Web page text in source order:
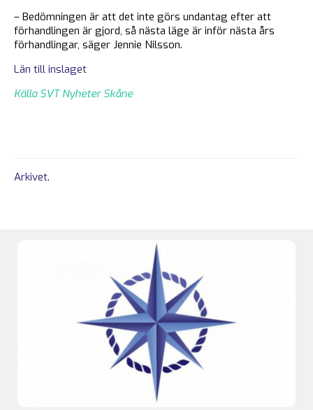
– Bedömningen är att det inte görs undantag efter att
förhandlingen är gjord, så nästa läge är inför nästa års
förhandlingar, säger Jennie Nilsson.
Län till inslaget
Källa SVT Nyheter Skåne
Arkivet.